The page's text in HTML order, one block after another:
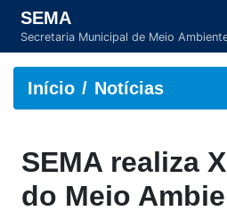
SEMA
Secretaria Municipal de Meio
Início Notícias
SEMA realiza
do Meio